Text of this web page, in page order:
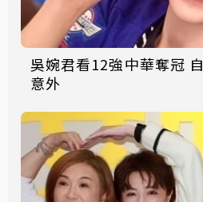
吳婉君看12強中華奪冠 自備彩帶嗨到血染出
意外